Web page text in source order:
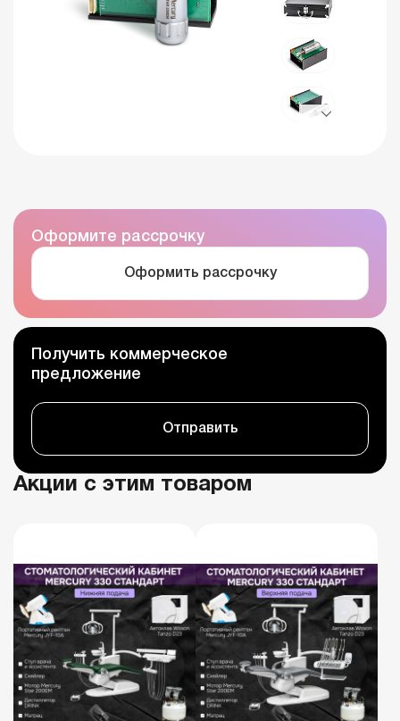
Оформите рассрочку
Оформить рассрочку
Получить коммерческое
предложение
Отправить
Акции с этим товаром